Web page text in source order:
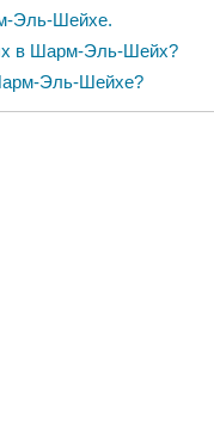
Эль-Шейхе.
в Шарм-Эль-Шейх?
Эль-Шейхе?